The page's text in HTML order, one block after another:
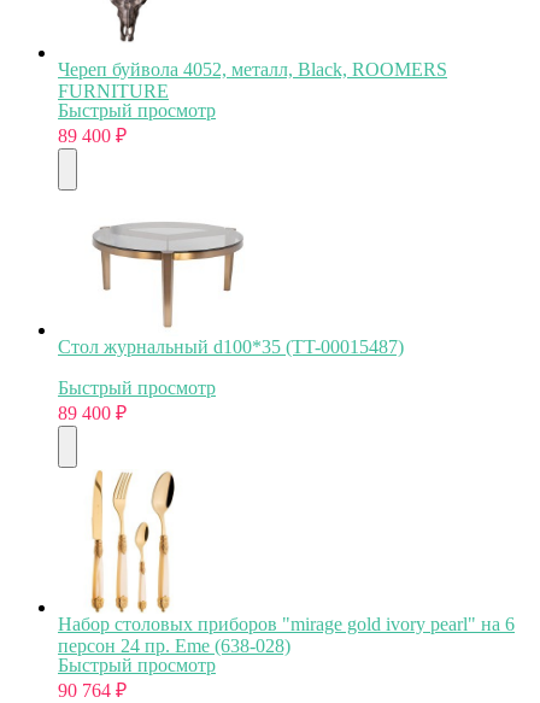
Череп буйвола 4052, металл, Black, ROOMERS
FURNITURE
Быстрый просмотр
89 400 ₽
Стол журнальный d100*35 (TT-00015487)
Быстрый просмотр
89 400 ₽
Набор столовых приборов "mirage gold ivory pearl" на 6
персон 24 пр. Eme (638-028)
Быстрый просмотр
90 764 ₽